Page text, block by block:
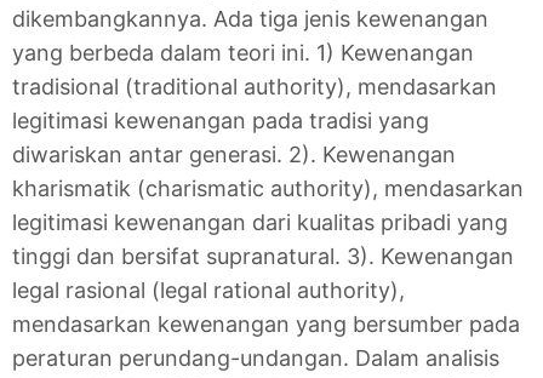
dikembangkannya. Ada tiga jenis kewenangan
yang berbeda dalam teori ini. 1) Kewenangan
tradisional (traditional authority), mendasarkan
legitimasi kewenangan pada tradisi yang
diwariskan antar generasi. 2). Kewenangan
kharismatik (charismatic authority), mendasarkan
legitimasi kewenangan dari kualitas pribadi yang
tinggi dan bersifat supranatural. 3). Kewenangan
legal rasional (legal rational authority),
mendasarkan kewenangan yang bersumber pada
peraturan perundang-undangan. Dalam analisis